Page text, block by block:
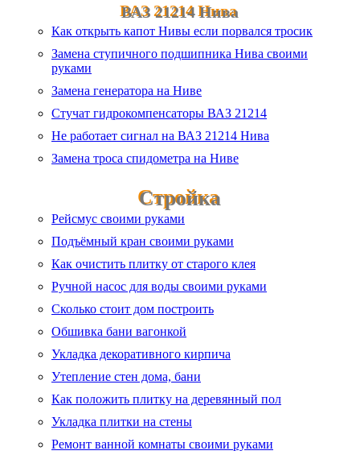
ВАЗ 21214 Нива
Как открыть капот Нивы если порвался тросик
Замена ступичного подшипника Нива своими
руками
Замена генератора на Ниве
Стучат гидрокомпенсаторы ВАЗ 21214
Не работает сигнал на ВАЗ 21214 Нива
Замена троса спидометра на Ниве
Стройка
Рейсмус своими руками
Подъёмный кран своими руками
Как очистить плитку от старого клея
Ручной насос для воды своими руками
Сколько стоит дом построить
Обшивка бани вагонкой
Укладка декоративного кирпича
Утепление стен дома, бани
Как положить плитку на деревянный пол
Укладка плитки на стены
Ремонт ванной комнаты своими руками